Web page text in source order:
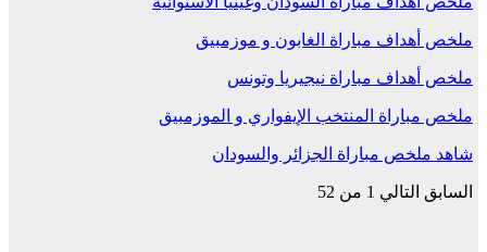
ملخص أهداف مباراة الغابون و موزمبيق
ملخص أهداف مباراة نيجيريا وتونس
ملخص مباراة المنتخب الإيفواري و الموزمبيق
شاهد ملخص مباراة الجزائر والسودان
السابق التالي 1 من 52